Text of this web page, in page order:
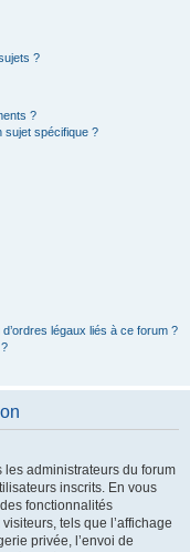
?
?
sujet spécifique ?
légaux liés à ce forum ?
les administrateurs du forum
inscrits. En vous
fonctionnalités
tels que l’affichage
privée, l’envoi de